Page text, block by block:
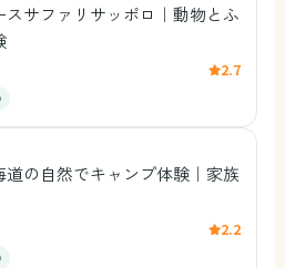
スサファリサッポロ｜動物とふ
2.7
道の自然でキャンプ体験｜家族
2.2